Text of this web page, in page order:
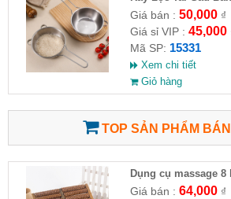
Giá bán : 50,000₫
Giá sỉ VIP : 45,000
Mã SP: 15331
Xem chi tiết
Giỏ hàng
TOP SẢN PHẨM
Dụng cụ massage 8
Giá bán : 64,000₫